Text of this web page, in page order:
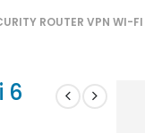
ROUTER VPN WI-
6